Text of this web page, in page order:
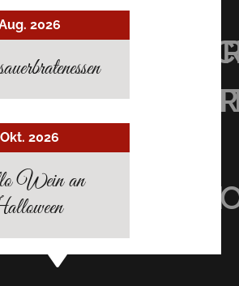
AUF
INSTAGRAM
AUF
2026
2026
Wein an